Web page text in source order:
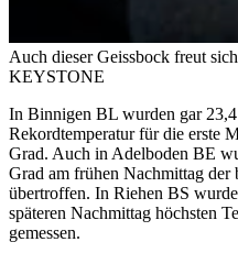
Auch dieser Geissbock freut
KEYSTONE
In Binnigen BL wurden gar
Rekordtemperatur für die erste
Grad. Auch in Adelboden BE
Grad am frühen Nachmittag
übertroffen. In Riehen BS
späteren Nachmittag höchsten
gemessen.